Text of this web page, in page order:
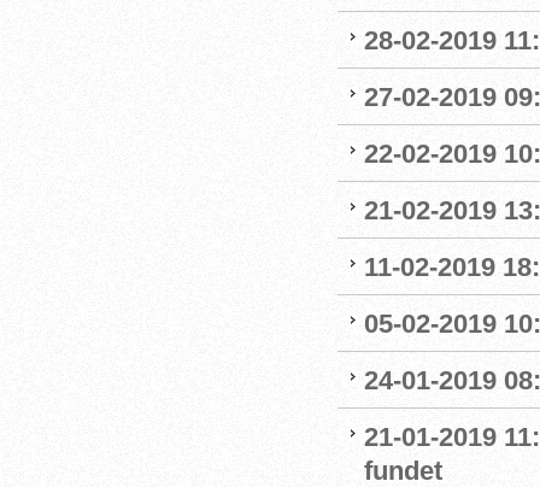
28-02-2019
27-02-2019
22-02-2019
21-02-2019
11-02-2019
05-02-2019
24-01-2019
21-01-2019
fundet